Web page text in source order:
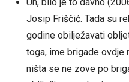
Josip Friščić. Tada su
godine obilježavati
toga, ime brigade ovdje
ništa se ne zove po